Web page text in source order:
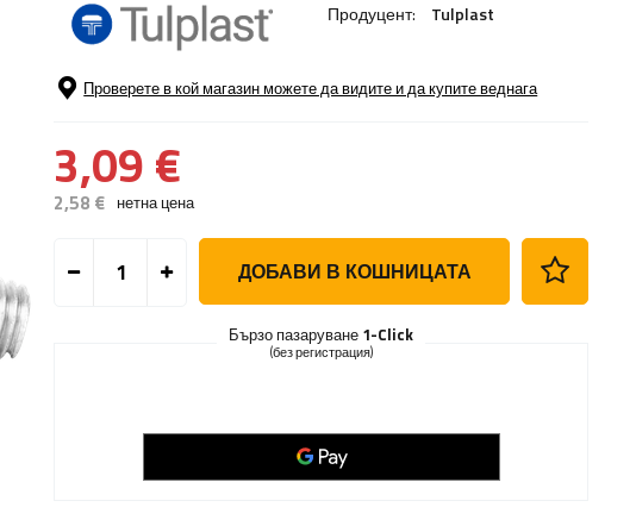
Продуцент: Tulplast
Проверете в кой магазин можете да видите и да купите веднага
3,09 €
2,58 € нетна цена
ДОБАВИ В КОШНИЦАТА
Бързо пазаруване 1-Click
(без регистрация)